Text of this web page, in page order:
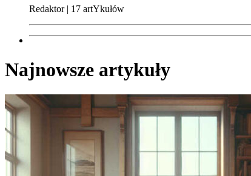
Redaktor | 17 artYkułów
Najnowsze artykuły